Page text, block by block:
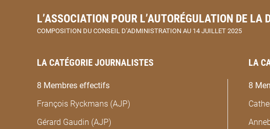
L’ASSOCIATION POUR L’AUTORÉGULATION DE
COMPOSITION DU CONSEIL D’ADMINISTRATION AU 14 JUILLET 2025
LA CATÉGORIE JOURNALISTES
8 Membres effectifs
François Ryckmans (AJP)
Gérard Gaudin (AJP)
LA
8